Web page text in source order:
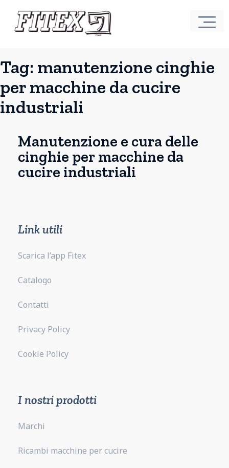
Tag: manutenzione cinghie
per macchine da cucire
industriali
Manutenzione e cura delle
cinghie per macchine da
cucire industriali
Link utili
Scarica l’app Fitex
Catalogo
Contatti
Privacy Policy
Cookie Policy
I nostri prodotti
Marchi
Ricambi macchine per cucire